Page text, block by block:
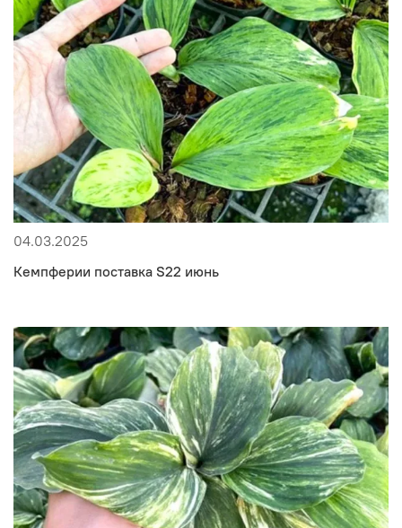
04.03.2025
Кемпферии поставка S22 июнь